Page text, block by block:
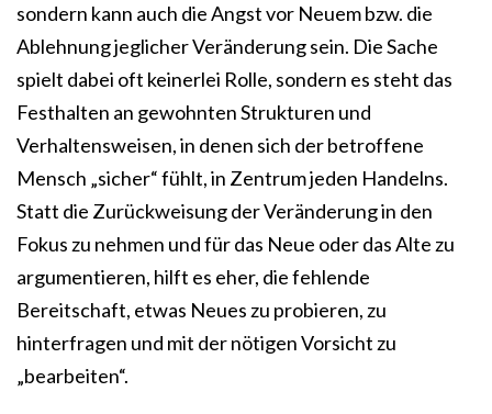
sondern kann auch die Angst vor Neuem bzw. die
Ablehnung jeglicher Veränderung sein. Die Sache
spielt dabei oft keinerlei Rolle, sondern es steht das
Festhalten an gewohnten Strukturen und
Verhaltensweisen, in denen sich der betroffene
Mensch „sicher“ fühlt, in Zentrum jeden Handelns.
Statt die Zurückweisung der Veränderung in den
Fokus zu nehmen und für das Neue oder das Alte zu
argumentieren, hilft es eher, die fehlende
Bereitschaft, etwas Neues zu probieren, zu
hinterfragen und mit der nötigen Vorsicht zu
„bearbeiten“.